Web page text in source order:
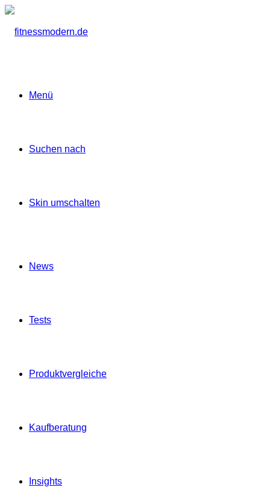
Menü
Suchen nach
Skin umschalten
News
Tests
Produktvergleiche
Kaufberatung
Insights